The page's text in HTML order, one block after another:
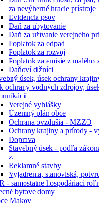
za nevýherné hracie prístroje
Evidencia psov
Daň za ubytovanie
Daň za užívanie verejného
Poplatok za odpad
Poplatok za rozvoj
Poplatok za emisie z malého
Daňoví dlžníci
úsek, úsek ochrany
ochrany vodných zdrojov,
Verejné vyhlášky
Územný plán obce
Ochrana ovzdušia - MZZO
Ochrany krajiny a prírody -
Doprava
Stavebný úsek - podľa
z.
Reklamné stavby
Vyjadrenia, stanoviská,
- samostatne hospodáriaci
bytové domy
Makov